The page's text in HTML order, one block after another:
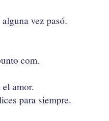
vez pasó.
com.
amor.
para siempre.